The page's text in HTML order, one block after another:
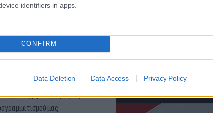
identifiers in apps.
CONFIRM
Data Deletion Data Access Privacy Policy